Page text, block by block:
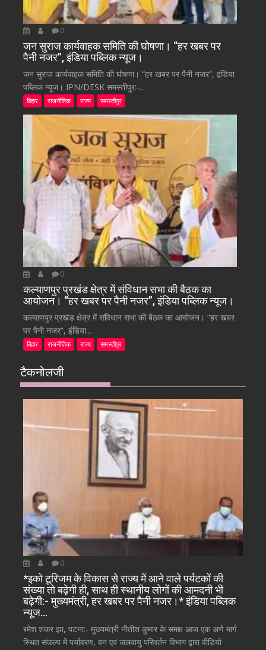
0
जन सुराज कार्यवाहक समिति की घोषणा। “हर खबर पर
पैनी नजर”, इंडिया पब्लिक न्यूज।
जन सुराज कार्यवाहक समिति की घोषणा। “हर खबर पर पैनी नजर”, इंडिया
पब्लिक न्यूज। IPN/DESK समस्तीपुर:-...
बिहार राजनीतिक राज्य समस्तीपुर
0
कल्याणपुर प्रखंड क्षेत्र में संविधान सभा की बैठक का
आयोजन। “हर खबर पर पैनी नजर”, इंडिया पब्लिक न्यूज।
कल्याणपुर प्रखंड क्षेत्र में संविधान सभा की बैठक का आयोजन। “हर खबर
पर पैनी नजर”, इंडिया...
बिहार राजनीतिक राज्य समस्तीपुर
टैकनोलजी
0
*इको टूरिजम के विकास से राज्य में आने वाले पर्यटकों की
संख्या तो बढ़ेगी ही, साथ ही स्थानीय लोगों की आमदनी भी
बढ़ेगी:- मुख्यमंत्री, हर खबर पर पैनी नजर।* इंडिया पब्लिक
न्यूज…
रमेश शंकर झा, पटना:- मुख्यमंत्री नीतीश कुमार के समक्ष आज एक अणे मार्ग
स्थित संकल्प में पर्यावरण, वन एवं जलवायु परिवर्तन विभाग द्वारा वीडियो